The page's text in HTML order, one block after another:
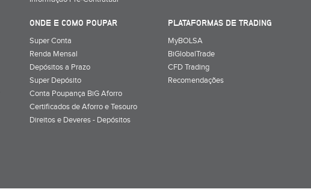
ONDE E COMO POUPAR
Super Conta
Renda Mensal
Depósitos a Prazo
Super Depósito
Conta Poupança BiG Aforro
Certificados de Aforro e Tesouro
Direitos e Deveres - Depósitos
PLATAFORMAS DE TRADING
MyBOLSA
BiGlobalTrade
CFD Trading
Recomendações